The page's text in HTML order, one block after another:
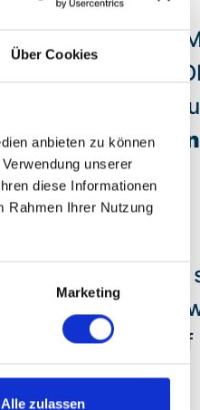
Über Cookies
anbieten zu können
unserer
diese Informationen
Rahmen Ihrer Nutzung
Marketing
Alle zulassen
wie ihr eure
Moment!
den Rest:
dafür, dass
Ihr habt nur
– ihr habt
nicht nur Porto,
was
wird nur der Brief